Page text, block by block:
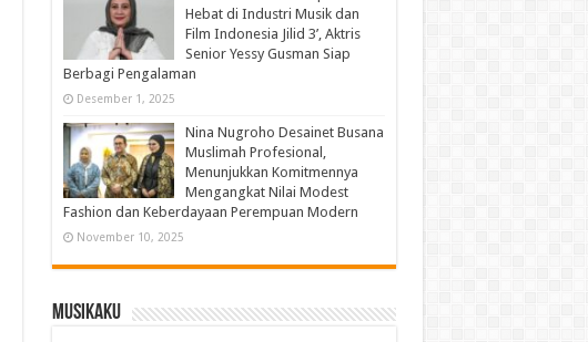
Hebat di Industri Musik dan
Film Indonesia Jilid 3’, Aktris
Senior Yessy Gusman Siap
Berbagi Pengalaman
Desember 1, 2025
Nina Nugroho Desainet Busana
Muslimah Profesional,
Menunjukkan Komitmennya
Mengangkat Nilai Modest
Fashion dan Keberdayaan Perempuan Modern
November 10, 2025
Musikaku